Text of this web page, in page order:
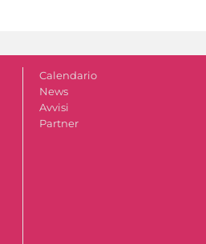
Calendario
News
Avvisi
Partner